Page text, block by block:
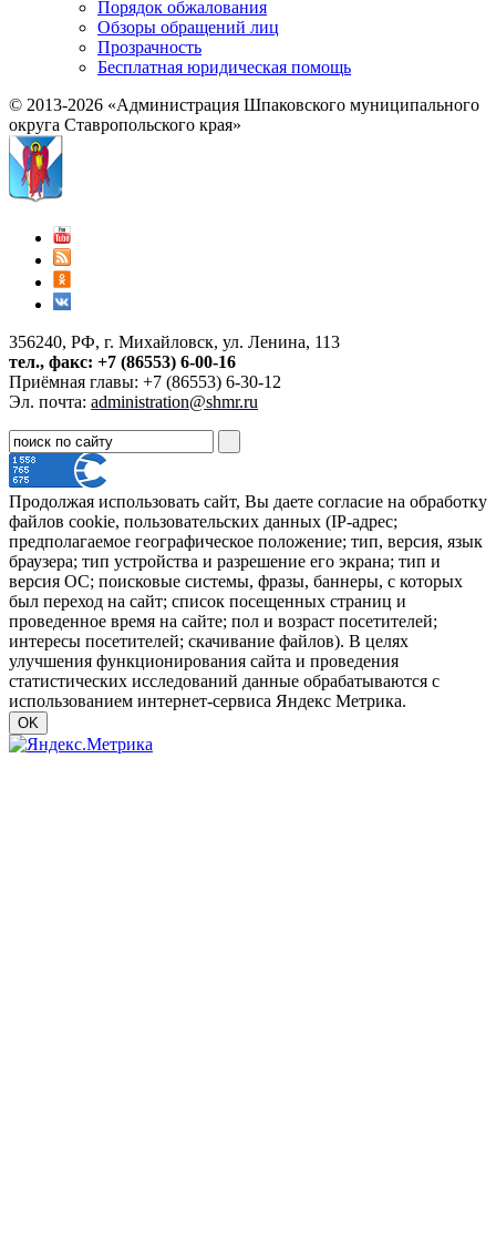
Порядок обжалования
Обзоры обращений лиц
Прозрачность
Бесплатная юридическая помощь
© 2013-2026 «Администрация Шпаковского муниципального
округа Ставропольского края»
356240, РФ, г. Михайловск, ул. Ленина, 113
тел., факс: +7 (86553) 6-00-16
Приёмная главы: +7 (86553) 6-30-12
Эл. почта: administration@shmr.ru
Продолжая использовать сайт, Вы даете согласие на обработку
файлов cookie, пользовательских данных (IP-адрес;
предполагаемое географическое положение; тип, версия, язык
браузера; тип устройства и разрешение его экрана; тип и
версия ОС; поисковые системы, фразы, баннеры, с которых
был переход на сайт; список посещенных страниц и
проведенное время на сайте; пол и возраст посетителей;
интересы посетителей; скачивание файлов). В целях
улучшения функционирования сайта и проведения
статистических исследований данные обрабатываются с
использованием интернет-сервиса Яндекс Метрика.
OK